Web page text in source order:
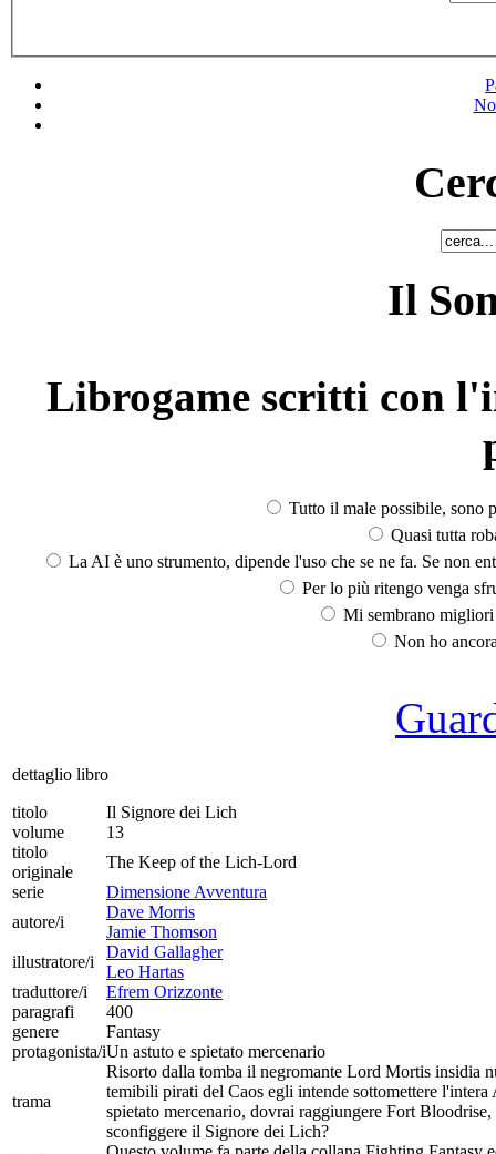
Il
Librogame scritti con
Tutto il male possibile, sono
Quasi tutta
La AI è uno strumento, dipende l'uso che se ne fa. Se non
Per lo più ritengo venga
Mi sembrano
Non ho
dettaglio libro
titolo
Il Signore dei Lich
volume
13
titolo
originale
The Keep of the Lich-Lord
serie
Dimensione Avventura
autore/i
Dave Morris
Jamie Thomson
illustratore/i
David Gallagher
Leo Hartas
traduttore/i
Efrem Orizzonte
paragrafi
400
genere
Fantasy
protagonista/iUn astuto e spietato mercenario
trama
Risorto dalla tomba il negromante Lord Mortis insidia
temibili pirati del Caos egli intende sottomettere
spietato mercenario, dovrai raggiungere Fort
sconfiggere il Signore dei Lich?